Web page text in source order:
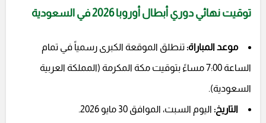
توقيت نهائي دوري أبطال أوروبا 2026 في السعودية
موعد المباراة:تنطلق الموقعة الكبرى رسمياً في تمام
الساعة 7:00 مساءً بتوقيت مكة المكرمة (المملكة العربية
السعودية).
التاريخ: اليوم السبت، الموافق 30 مايو 2026.